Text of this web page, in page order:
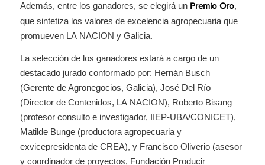
Además, entre los ganadores, se elegirá un Premio Oro,
que sintetiza los valores de excelencia agropecuaria que
promueven LA NACION y Galicia.
La selección de los ganadores estará a cargo de un
destacado jurado conformado por: Hernán Busch
(Gerente de Agronegocios, Galicia), José Del Río
(Director de Contenidos, LA NACION), Roberto Bisang
(profesor consulto e investigador, IIEP-UBA/CONICET),
Matilde Bunge (productora agropecuaria y
exvicepresidenta de CREA), y Francisco Oliverio (asesor
y coordinador de proyectos, Fundación Producir